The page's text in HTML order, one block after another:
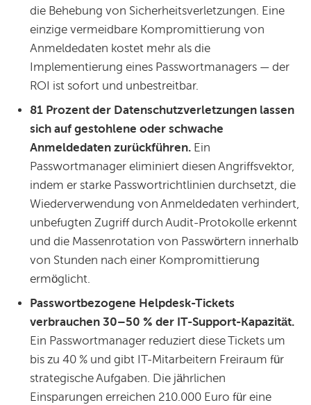
die Behebung von Sicherheitsverletzungen. Eine
einzige vermeidbare Kompromittierung von
Anmeldedaten kostet mehr als die
Implementierung eines Passwortmanagers — der
ROI ist sofort und unbestreitbar.
81 Prozent der Datenschutzverletzungen lassen
sich auf gestohlene oder schwache
Anmeldedaten zurückführen. Ein
Passwortmanager eliminiert diesen Angriffsvektor,
indem er starke Passwortrichtlinien durchsetzt, die
Wiederverwendung von Anmeldedaten verhindert,
unbefugten Zugriff durch Audit-Protokolle erkennt
und die Massenrotation von Passwörtern innerhalb
von Stunden nach einer Kompromittierung
ermöglicht.
Passwortbezogene Helpdesk-Tickets
verbrauchen 30–50 % der IT-Support-Kapazität.
Ein Passwortmanager reduziert diese Tickets um
bis zu 40 % und gibt IT-Mitarbeitern Freiraum für
strategische Aufgaben. Die jährlichen
Einsparungen erreichen 210.000 Euro für eine